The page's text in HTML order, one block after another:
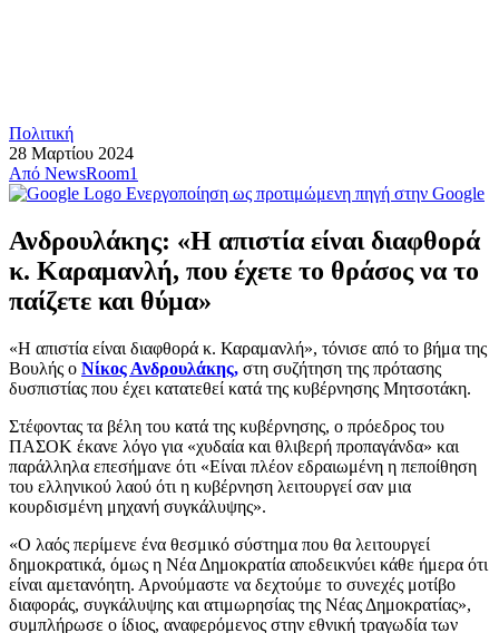
Πολιτική
28 Μαρτίου 2024
Από NewsRoom1
Ενεργοποίηση ως προτιμώμενη πηγή στην Google
Ανδρουλάκης: «Η απιστία είναι διαφθορά
κ. Καραμανλή, που έχετε το θράσος να το
παίζετε και θύμα»
«Η απιστία είναι διαφθορά κ. Καραμανλή», τόνισε από το βήμα της
Βουλής ο Νίκος Ανδρουλάκης, στη συζήτηση της πρότασης
δυσπιστίας που έχει κατατεθεί κατά της κυβέρνησης Μητσοτάκη.
Στέφοντας τα βέλη του κατά της κυβέρνησης, ο πρόεδρος του
ΠΑΣΟΚ έκανε λόγο για «χυδαία και θλιβερή προπαγάνδα» και
παράλληλα επεσήμανε ότι «Είναι πλέον εδραιωμένη η πεποίθηση
του ελληνικού λαού ότι η κυβέρνηση λειτουργεί σαν μια
κουρδισμένη μηχανή συγκάλυψης».
«Ο λαός περίμενε ένα θεσμικό σύστημα που θα λειτουργεί
δημοκρατικά, όμως η Νέα Δημοκρατία αποδεικνύει κάθε ήμερα ότι
είναι αμετανόητη. Αρνούμαστε να δεχτούμε το συνεχές μοτίβο
διαφοράς, συγκάλυψης και ατιμωρησίας της Νέας Δημοκρατίας»,
συμπλήρωσε ο ίδιος, αναφερόμενος στην εθνική τραγωδία των